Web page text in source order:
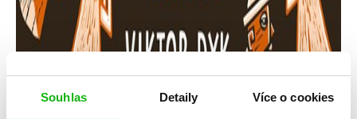
Souhlas Detaily Více o cookies